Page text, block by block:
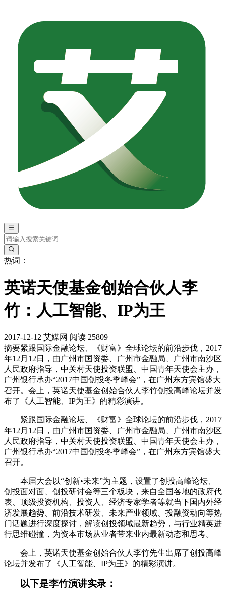
热词：
英诺天使基金创始合伙人李
竹：人工智能、IP为王
2017-12-12 艾媒网 阅读 25809
摘要紧跟国际金融论坛、《财富》全球论坛的前沿步伐，2017
年12月12日，由广州市国资委、广州市金融局、广州市南沙区
人民政府指导，中关村天使投资联盟、中国青年天使会主办，
广州银行承办“2017中国创投冬季峰会”，在广州东方宾馆盛大
召开。会上，英诺天使基金创始合伙人李竹创投高峰论坛并发
布了《人工智能、IP为王》的精彩演讲。
紧跟国际金融论坛、《财富》全球论坛的前沿步伐，2017
年12月12日，由广州市国资委、广州市金融局、广州市南沙区
人民政府指导，中关村天使投资联盟、中国青年天使会主办，
广州银行承办“2017中国创投冬季峰会”，在广州东方宾馆盛大
召开。
本届大会以“创新•未来”为主题，设置了创投高峰论坛、
创投面对面、创投研讨会等三个板块，来自全国各地的政府代
表、顶级投资机构、投资人、经济专家学者等就当下国内外经
济发展趋势、前沿技术研发、未来产业领域、投融资动向等热
门话题进行深度探讨，解读创投领域最新趋势，与行业精英进
行思维碰撞，为资本市场从业者带来业内最新动态和思考。
会上，英诺天使基金创始合伙人李竹先生出席了创投高峰
论坛并发布了《人工智能、IP为王》的精彩演讲。
以下是李竹演讲实录：